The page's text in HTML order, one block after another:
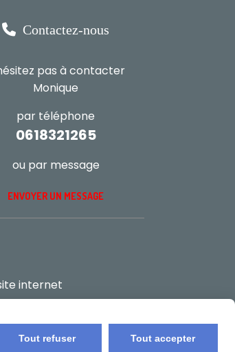
 Contactez-nous
pas à contacter
Monique
par téléphone
0618321265
ou par message
ENVOYER UN MESSAGE
internet
Tout refuser Tout accepter